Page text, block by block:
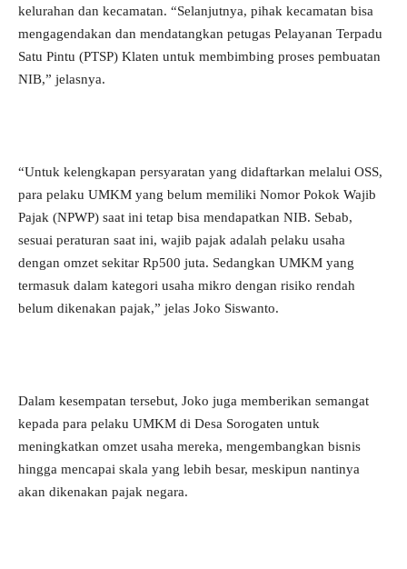
kelurahan dan kecamatan. “Selanjutnya, pihak kecamatan bisa
mengagendakan dan mendatangkan petugas Pelayanan Terpadu
Satu Pintu (PTSP) Klaten untuk membimbing proses pembuatan
NIB,” jelasnya.
“Untuk kelengkapan persyaratan yang didaftarkan melalui OSS,
para pelaku UMKM yang belum memiliki Nomor Pokok Wajib
Pajak (NPWP) saat ini tetap bisa mendapatkan NIB. Sebab,
sesuai peraturan saat ini, wajib pajak adalah pelaku usaha
dengan omzet sekitar Rp500 juta. Sedangkan UMKM yang
termasuk dalam kategori usaha mikro dengan risiko rendah
belum dikenakan pajak,” jelas Joko Siswanto.
Dalam kesempatan tersebut, Joko juga memberikan semangat
kepada para pelaku UMKM di Desa Sorogaten untuk
meningkatkan omzet usaha mereka, mengembangkan bisnis
hingga mencapai skala yang lebih besar, meskipun nantinya
akan dikenakan pajak negara.